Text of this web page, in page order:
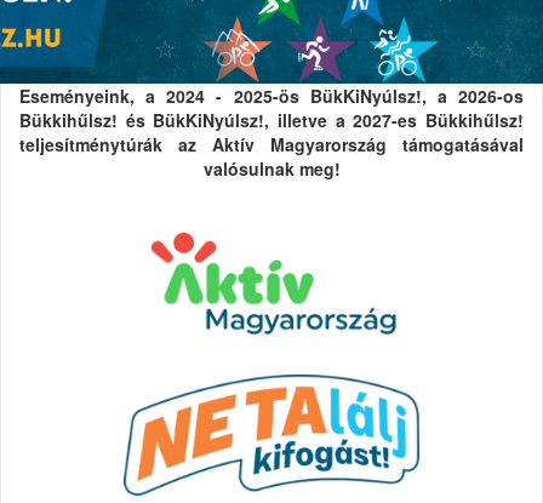
Eseményeink, a 2024 - 2025-ös BükKiNyúlsz!, a 2026-os
Bükkihűlsz! és BükKiNyúlsz!, illetve a 2027-es Bükkihűlsz!
teljesítménytúrák az Aktív Magyarország támogatásával
valósulnak meg!